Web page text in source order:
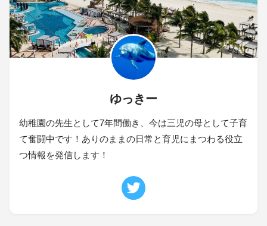
ゆっきー
幼稚園の先生として7年間働き、今は三児の母として子育
て奮闘中です！ありのままの日常と育児にまつわる役立
つ情報を発信します！